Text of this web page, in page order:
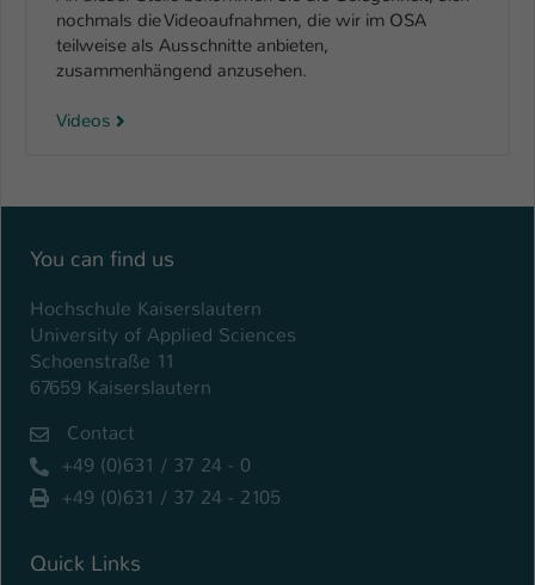
nochmals die Videoaufnahmen, die wir im OSA
teilweise als Ausschnitte anbieten,
zusammenhängend anzusehen.
Videos
You can find us
Hochschule Kaiserslautern
University of Applied Sciences
Schoenstraße 11
67659 Kaiserslautern
Contact
+49 (0)631 / 37 24 - 0
+49 (0)631 / 37 24 - 2105
Quick Links